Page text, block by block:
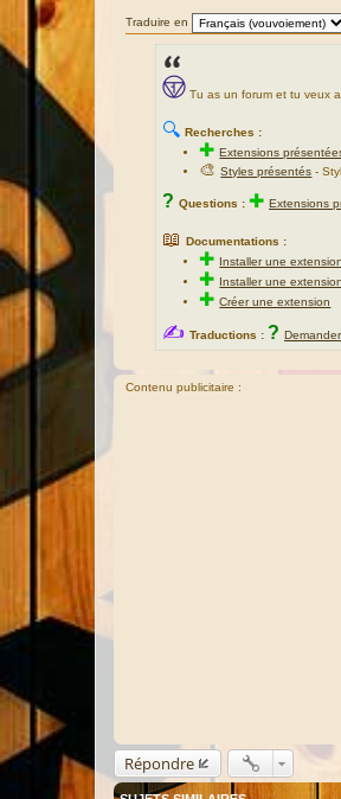
Traduire en
Tu as un forum et tu veux
🔍 Recherches :
✚Extensions
🎨Styles présentés -
? Questions : ✚ Extensions
📖 Documentations :
✚ Installer une extension
✚ Installer une
✚Créer une extension
✍ Traductions : ? Demander
Contenu publicitaire :
Répondre